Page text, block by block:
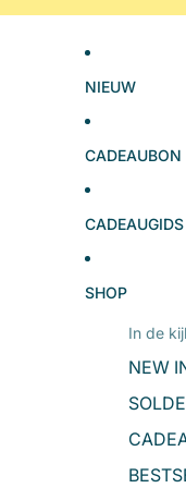
NIEUW
CADEAUBON
CADEAUGIDS
SHOP
In de
NEW